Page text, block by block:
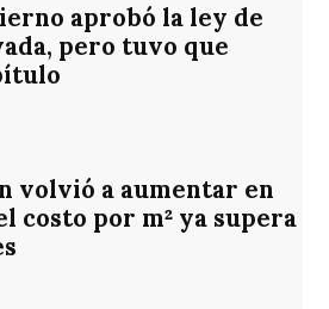
aprobó la ley de
pero tuvo que
volvió a aumentar en
costo por m² ya supera